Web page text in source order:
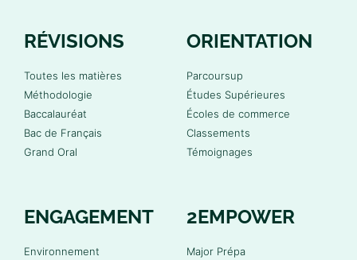
RÉVISIONS
Toutes les matières
Méthodologie
Baccalauréat
Bac de Français
Grand Oral
ORIENTATION
Parcoursup
Études Supérieures
Écoles de commerce
Classements
Témoignages
ENGAGEMENT
Environnement
2EMPOWER
Major Prépa